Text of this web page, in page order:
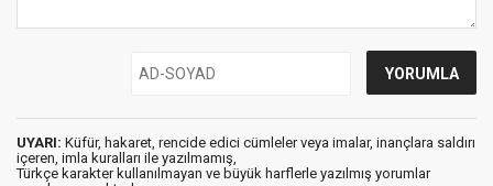
UYARI: Küfür, hakaret, rencide edici cümleler veya imalar, inançlara saldırı
içeren, imla kuralları ile yazılmamış,
Türkçe karakter kullanılmayan ve büyük harflerle yazılmış yorumlar